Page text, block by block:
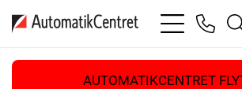
bars
light
phone
AUTOMATIKCENTRET